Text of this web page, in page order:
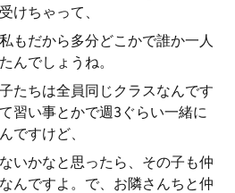
けちゃって、
もだから多分どこかで誰か一人
んでしょうね。
たちは全員同じクラスなんです
習い事とかで週3ぐらい一緒に
ですけど、
いかなと思ったら、その子も仲
んですよ。で、お隣さんちと仲